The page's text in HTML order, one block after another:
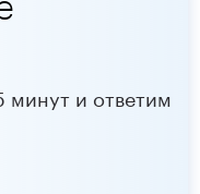
минут и ответим